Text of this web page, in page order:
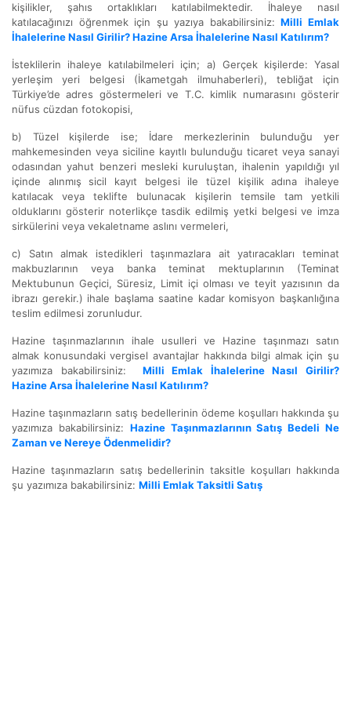
kişilikler, şahıs ortaklıkları katılabilmektedir. İhaleye nasıl
katılacağınızı öğrenmek için şu yazıya bakabilirsiniz:Milli Emlak
İhalelerine Nasıl Girilir? Hazine Arsa İhalelerine Nasıl Katılırım?
İsteklilerin ihaleye katılabilmeleri için; a) Gerçek kişilerde: Yasal
yerleşim yeri belgesi (İkametgah ilmuhaberleri), tebliğat için
Türkiye’de adres göstermeleri ve T.C. kimlik numarasını gösterir
nüfus cüzdan fotokopisi,
b) Tüzel kişilerde ise; İdare merkezlerinin bulunduğu yer
mahkemesinden veya siciline kayıtlı bulunduğu ticaret veya sanayi
odasından yahut benzeri mesleki kuruluştan, ihalenin yapıldığı yıl
içinde alınmış sicil kayıt belgesi ile tüzel kişilik adına ihaleye
katılacak veya teklifte bulunacak kişilerin temsile tam yetkili
olduklarını gösterir noterlikçe tasdik edilmiş yetki belgesi ve imza
sirkülerini veya vekaletname aslını vermeleri,
c) Satın almak istedikleri taşınmazlara ait yatıracakları teminat
makbuzlarının veya banka teminat mektuplarının (Teminat
Mektubunun Geçici, Süresiz, Limit içi olması ve teyit yazısının da
ibrazı gerekir.) ihale başlama saatine kadar komisyon başkanlığına
teslim edilmesi zorunludur.
Hazine taşınmazlarının ihale usulleri ve Hazine taşınmazı satın
almak konusundaki vergisel avantajlar hakkında bilgi almak için şu
yazımıza bakabilirsiniz: Milli Emlak İhalelerine Nasıl Girilir?
Hazine Arsa İhalelerine Nasıl Katılırım?
Hazine taşınmazların satış bedellerinin ödeme koşulları hakkında şu
yazımıza bakabilirsiniz: Hazine Taşınmazlarının Satış Bedeli Ne
Zaman ve Nereye Ödenmelidir?
Hazine taşınmazların satış bedellerinin taksitle koşulları hakkında
şu yazımıza bakabilirsiniz: Milli Emlak Taksitli Satış